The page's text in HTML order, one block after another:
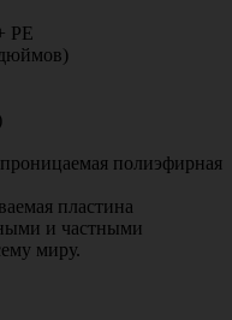
PE
полиэфирная
пластина
и частными
миру.